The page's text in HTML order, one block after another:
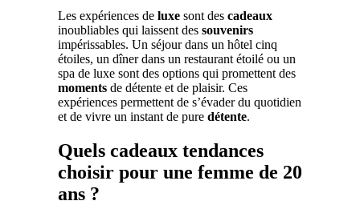
Les expériences de luxe sont des cadeaux
inoubliables qui laissent des souvenirs
impérissables. Un séjour dans un hôtel cinq
étoiles, un dîner dans un restaurant étoilé ou un
spa de luxe sont des options qui promettent des
moments de détente et de plaisir. Ces
expériences permettent de s’évader du quotidien
et de vivre un instant de pure détente.
Quels cadeaux tendances
choisir pour une femme de 20
ans ?